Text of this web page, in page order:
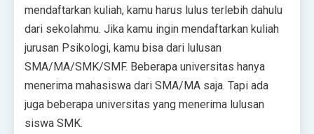
mendaftarkan kuliah, kamu harus lulus terlebih dahulu
dari sekolahmu. Jika kamu ingin mendaftarkan kuliah
jurusan Psikologi, kamu bisa dari lulusan
SMA/MA/SMK/SMF. Beberapa universitas hanya
menerima mahasiswa dari SMA/MA saja. Tapi ada
juga beberapa universitas yang menerima lulusan
siswa SMK.